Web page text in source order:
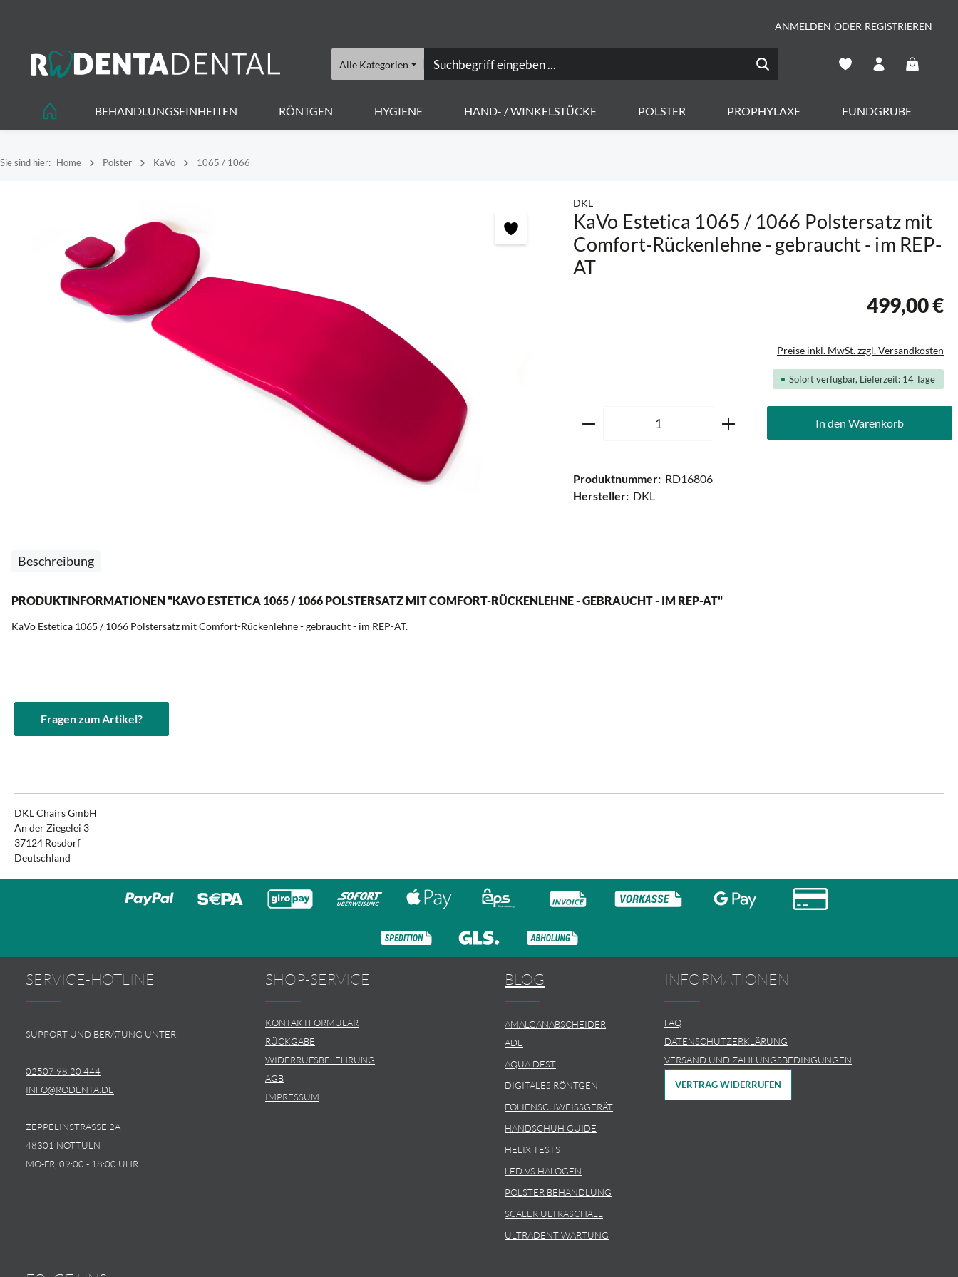
ANMELDEN ODER REGISTRIEREN
Alle Kategorien
BEHANDLUNGSEINHEITEN RÖNTGEN HYGIENE HAND- / WINKELSTÜCKE POLSTER PROPHYLAXE FUNDGRUBE
Sie sind hier: Home Polster KaVo 1065 / 1066
DKL
KaVo Estetica 1065 / 1066 Polstersatz mit
Comfort-Rückenlehne - gebraucht - im REP-
AT
499,00 €
Preise inkl. MwSt. zzgl. Versandkosten
Sofort verfügbar, Lieferzeit: 14 Tage
Produkt Anzahl: Gib den gewünschten Wert ein
In den Warenkorb
Produktnummer: RD16806
Hersteller: DKL
Beschreibung
PRODUKTINFORMATIONEN "KAVO ESTETICA 1065 / 1066 POLSTERSATZ MIT COMFORT-RÜCKENLEHNE - GEBRAUCHT - IM REP-AT"
KaVo Estetica 1065 / 1066 Polstersatz mit Comfort-Rückenlehne - gebraucht - im REP-AT.
Fragen zum Artikel?
DKL Chairs GmbH
An der Ziegelei 3
37124 Rosdorf
Deutschland
SERVICE-HOTLINE
SUPPORT UND BERATUNG UNTER:
02507 98 20 444
INFO@RODENTA.DE
ZEPPELINSTRASSE 2A
48301 NOTTULN
MO-FR, 09:00 - 18:00 UHR
SHOP-SERVICE
KONTAKTFORMULAR
RÜCKGABE
WIDERRUFSBELEHRUNG
AGB
IMPRESSUM
BLOG
AMALGANABSCHEIDER
ADE
AQUA DEST
DIGITALES RÖNTGEN
FOLIENSCHWEISSGERÄT
HANDSCHUH GUIDE
HELIX TESTS
LED VS HALOGEN
POLSTER BEHANDLUNG
SCALER ULTRASCHALL
ULTRADENT WARTUNG
INFORMATIONEN
FAQ
DATENSCHUTZERKLÄRUNG
VERSAND UND ZAHLUNGSBEDINGUNGEN
VERTRAG WIDERRUFEN